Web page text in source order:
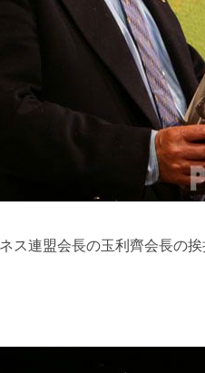
ス連盟会長の玉利齊会長の